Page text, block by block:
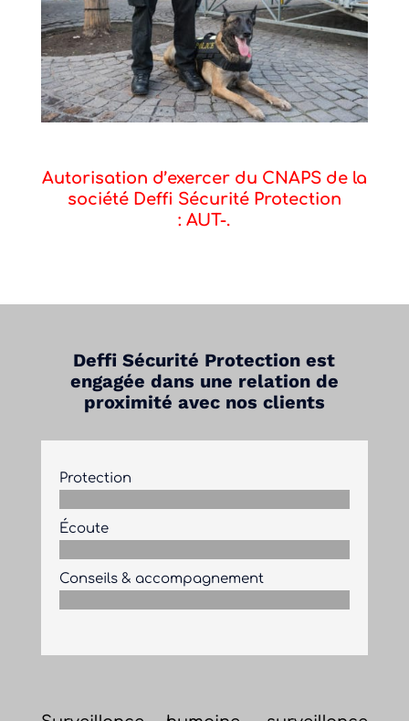
Autorisation d’exercer du CNAPS de la
société Deffi Sécurité Protection
: AUT-.
Deffi Sécurité Protection est
engagée dans une relation de
proximité avec nos clients
Protection
Écoute
Conseils & accompagnement